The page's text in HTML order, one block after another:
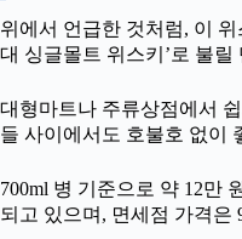
위에서 언급한 것처럼, 이
대 싱글몰트 위스키’로 불
대형마트나 주류상점에서
들 사이에서도 호불호 없이
700ml 병 기준으로 약 12만
되고 있으며, 면세점 가격은